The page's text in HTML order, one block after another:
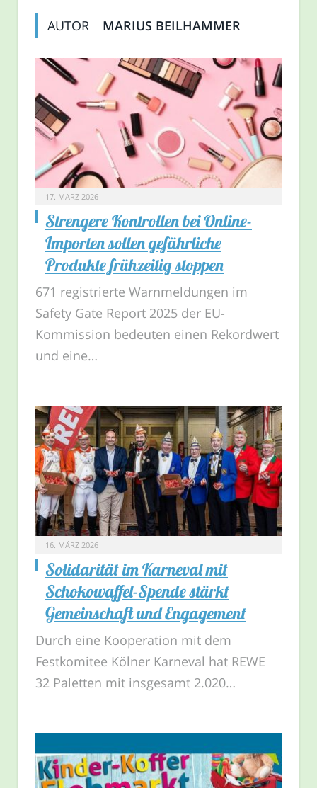
AUTOR MARIUS BEILHAMMER
17. MÄRZ 2026
Strengere Kontrollen bei Online-
Importen sollen gefährliche
Produkte frühzeitig stoppen
671 registrierte Warnmeldungen im
Safety Gate Report 2025 der EU-
Kommission bedeuten einen Rekordwert
und eine…
16. MÄRZ 2026
Solidarität im Karneval mit
Schokowaffel-Spende stärkt
Gemeinschaft und Engagement
Durch eine Kooperation mit dem
Festkomitee Kölner Karneval hat REWE
32 Paletten mit insgesamt 2.020…